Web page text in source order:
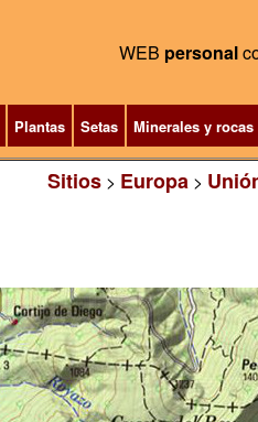
WEB personal
Plantas Setas Minerales y rocas
Sitios> Europa>